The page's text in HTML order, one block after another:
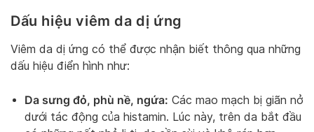
Dấu hiệu viêm da dị ứng
Viêm da dị ứng có thể được nhận biết thông qua những
dấu hiệu điển hình như:
Da sưng đỏ, phù nề, ngứa: Các mao mạch bị giãn nở
dưới tác động của histamin. Lúc này, trên da bắt đầu